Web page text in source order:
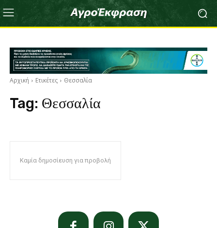
Αρχική Ετικέτες Θεσσαλία
Tag: Θεσσαλία
Καμία δημοσίευση για προβολή